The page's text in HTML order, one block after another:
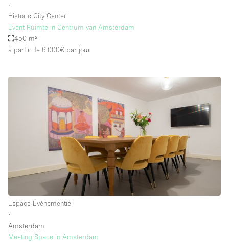
∙
Historic City Center
Event Ruimte in Centrum van Amsterdam
450 m²
à partir de 6.000€ par jour
Espace Événementiel
∙
Amsterdam
Meeting Space in Amsterdam